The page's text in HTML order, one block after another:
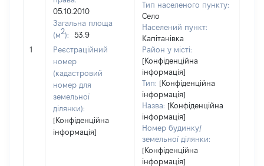
1
05.10.2010
Загальна площа
(м2):
53.9
Реєстраційний
номер
(кадастровий
номер для
земельної
ділянки):
[Конфіденційна
інформація]
Тип населеного пункту:
Село
Населений пункт:
Капітанівка
Район у місті:
[Конфіденційна
інформація]
Тип: [Конфіденційна
інформація]
Назва: [Конфіденційна
інформація]
Номер будинку/
земельної ділянки:
[Конфіденційна
інформація]